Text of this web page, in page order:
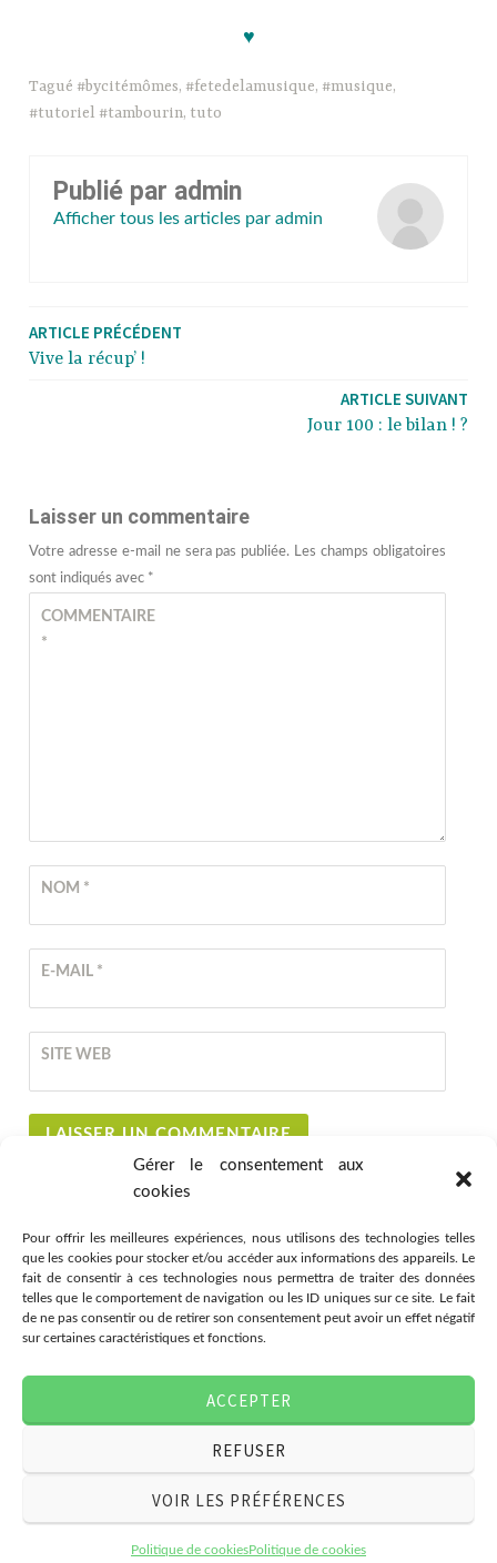
Gérer le consentement aux
cookies
Pour offrir les meilleures expériences, nous utilisons des technologies telles
que les cookies pour stocker et/ou accéder aux informations des appareils. Le
fait de consentir à ces technologies nous permettra de traiter des données
telles que le comportement de navigation ou les ID uniques sur ce site. Le fait
de ne pas consentir ou de retirer son consentement peut avoir un effet négatif
sur certaines caractéristiques et fonctions.
ACCEPTER
REFUSER
VOIR LES PRÉFÉRENCES
Politique de cookiesPolitique de cookies
♥
Tagué #bycitémômes, #fetedelamusique, #musique,
#tutoriel #tambourin, tuto
Publié par admin
Afficher tous les articles par admin
ARTICLE PRÉCÉDENT
Vive la récup’ !
ARTICLE SUIVANT
Jour 100 : le bilan ! ?
Laisser un commentaire
Votre adresse e-mail ne sera pas publiée. Les champs obligatoires
sont indiqués avec *
COMMENTAIRE
*
NOM *
E-MAIL *
SITE WEB
Association Citémômes
78 rue Jeanne d'Arc, 76000
Rouen
associationcitemomes@gmail.com